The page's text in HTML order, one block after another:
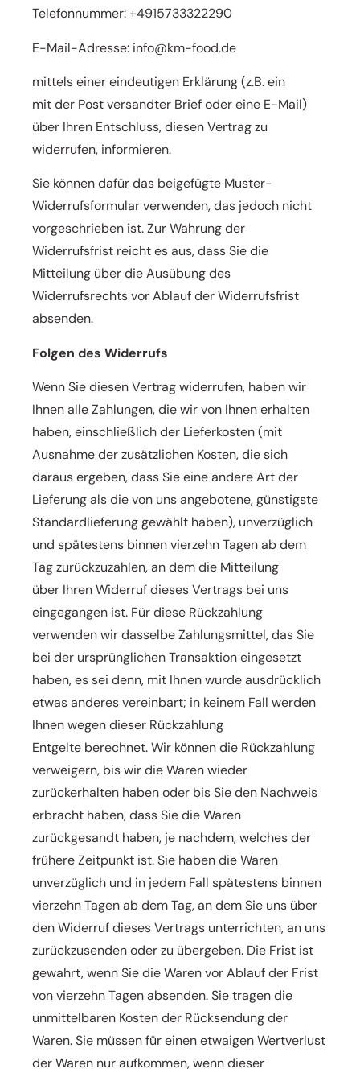
Telefonnummer: +4915733322290
E-Mail-Adresse: info@km-food.de
mittels einer eindeutigen Erklärung (z.B. ein
mitder Post versandter Brief oder eine E-Mail)
über Ihren Entschluss, diesen Vertrag zu
widerrufen, informieren.
Sie können dafür das beigefügte Muster-
Widerrufsformular verwenden, das jedoch nicht
vorgeschrieben ist.Zur Wahrung der
Widerrufsfrist reicht es aus, dass Sie die
Mitteilung über die Ausübung des
Widerrufsrechtsvor Ablauf der Widerrufsfrist
absenden.
Folgen des Widerrufs
Wenn Sie diesen Vertrag widerrufen, haben wir
Ihnen alle Zahlungen, die wir von Ihnen erhalten
haben,einschließlich der Lieferkosten (mit
Ausnahme der zusätzlichen Kosten, die sich
daraus ergeben, dass Sie eineandere Art der
Lieferung als die von uns angebotene, günstigste
Standardlieferung gewählt haben), unverzüglich
und spätestens binnen vierzehn Tagen ab dem
Tag zurückzuzahlen, an dem die Mitteilung
über Ihren Widerruf dieses Vertrags bei uns
eingegangen ist. Für diese Rückzahlung
verwenden wir dasselbeZahlungsmittel, das Sie
bei der ursprünglichen Transaktion eingesetzt
haben, es sei denn, mit Ihnen wurdeausdrücklich
etwas anderes vereinbart; in keinem Fall werden
Ihnen wegen dieser Rückzahlung
Entgelte berechnet. Wir können die Rückzahlung
verweigern, bis wir die Waren wieder
zurückerhalten haben oder bisSie den Nachweis
erbracht haben, dass Sie die Waren
zurückgesandt haben, je nachdem, welches der
frühereZeitpunkt ist. Sie haben die Waren
unverzüglich und in jedem Fall spätestens binnen
vierzehn Tagen ab demTag, an dem Sie uns über
den Widerruf dieses Vertrags unterrichten, an uns
zurückzusenden oder zu übergeben. Die Frist ist
gewahrt, wenn Sie die Waren vor Ablauf der Frist
von vierzehn Tagen absenden. Sietragen die
unmittelbaren Kosten der Rücksendung der
Waren. Sie müssen für einen etwaigen Wertverlust
derWaren nur aufkommen, wenn dieser